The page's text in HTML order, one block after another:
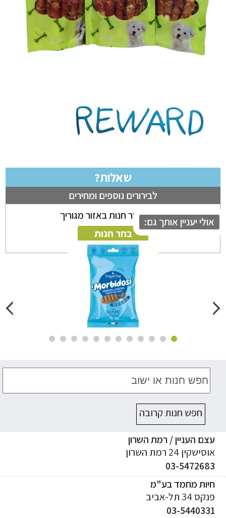
שאלות?
לבירורים נוספים ומחירים
ניתן לבחור חנות באזור מגוריך
בחר חנות
יעניין אותך גם:
חפש חנות קרובה
העניין / רמת השרון
24 רמת השרון
03-
מחמד בע"מ
34 תל-אביב
03-